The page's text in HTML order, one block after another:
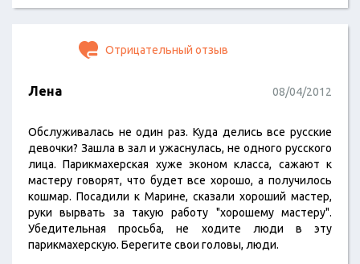
Отрицательный отзыв
Лена 08/04/2012
Обслуживалась не один раз. Куда делись все русские
девочки? Зашла в зал и ужаснулась, не одного русского
лица. Парикмахерская хуже эконом класса, сажают к
мастеру говорят, что будет все хорошо, а получилось
кошмар. Посадили к Марине, сказали хороший мастер,
руки вырвать за такую работу "хорошему мастеру".
Убедительная просьба, не ходите люди в эту
парикмахерскую. Берегите свои головы, люди.